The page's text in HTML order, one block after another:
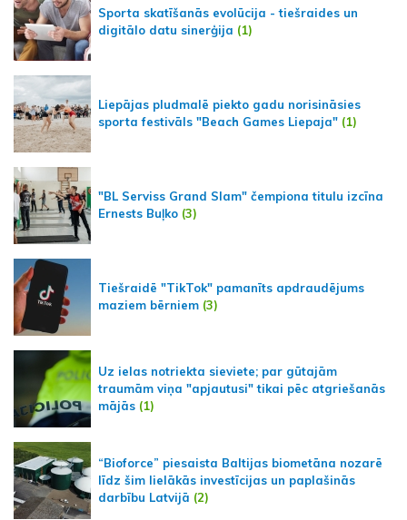
Sporta skatīšanās evolūcija - tiešraides un
digitālo datu sinerģija (1)
Liepājas pludmalē piekto gadu norisināsies
sporta festivāls "Beach Games Liepaja" (1)
"BL Serviss Grand Slam" čempiona titulu izcīna
Ernests Buļko (3)
Tiešraidē "TikTok" pamanīts apdraudējums
maziem bērniem (3)
Uz ielas notriekta sieviete; par gūtajām
traumām viņa "apjautusi" tikai pēc atgriešanās
mājās (1)
“Bioforce” piesaista Baltijas biometāna nozarē
līdz šim lielākās investīcijas un paplašinās
darbību Latvijā (2)